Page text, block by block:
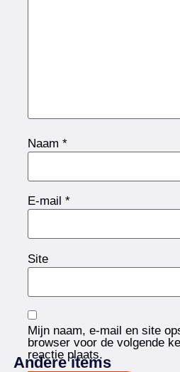
Naam*
E-mail*
Site
Mijn naam, e-mail en site
browser voor de volgende
reactie plaats.
Andere items